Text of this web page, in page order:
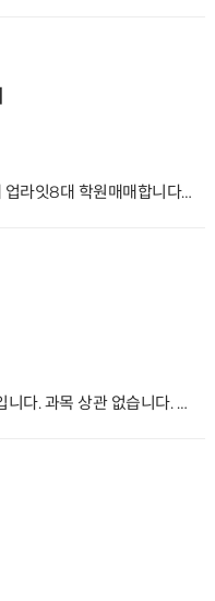
내서에 있는 음악학원입니다. 그랜드1대 업라잇8대 학원매매합니다 매매가는 시설및 원생 전부포함해서1억3천만원입니다. 키워보실분 문의주세요 거래형태:매매 종류:학원사용승인일:2003.12.17입주가능일:혐의 주차:가능방향:주출입구기준 남동향 관리비:25만원 4/5층
대방동에 있는 확장이전하는 영어학원입니다. 과목 상관 없습니다. 시설한지 얼마 안된곳이니 새로 시작하실분 문의주세요 거래형태:임대 종류:제2종근생-학원 사용승인일:2003.7.18입주가능일:협의 주차:가능 방향:주출입구기준 남서향 관리비:20만원6/7층